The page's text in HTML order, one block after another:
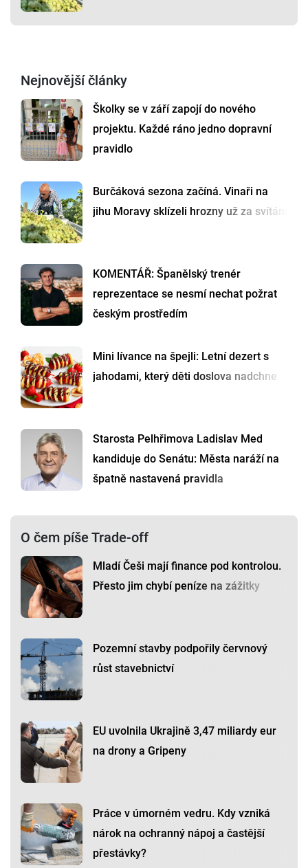
Nejnovější články
Školky se v září zapojí do nového
projektu. Každé ráno jedno dopravní
pravidlo
Burčáková sezona začíná. Vinaři na
jihu Moravy sklízeli hrozny už za svítání
KOMENTÁŘ: Španělský trenér
reprezentace se nesmí nechat požrat
českým prostředím
Mini lívance na špejli: Letní dezert s
jahodami, který děti doslova nadchne
Starosta Pelhřimova Ladislav Med
kandiduje do Senátu: Města naráží na
špatně nastavená pravidla
O čem píše Trade-off
Mladí Češi mají finance pod kontrolou.
Přesto jim chybí peníze na zážitky
Pozemní stavby podpořily červnový
růst stavebnictví
EU uvolnila Ukrajině 3,47 miliardy eur
na drony a Gripeny
Práce v úmorném vedru. Kdy vzniká
nárok na ochranný nápoj a častější
přestávky?